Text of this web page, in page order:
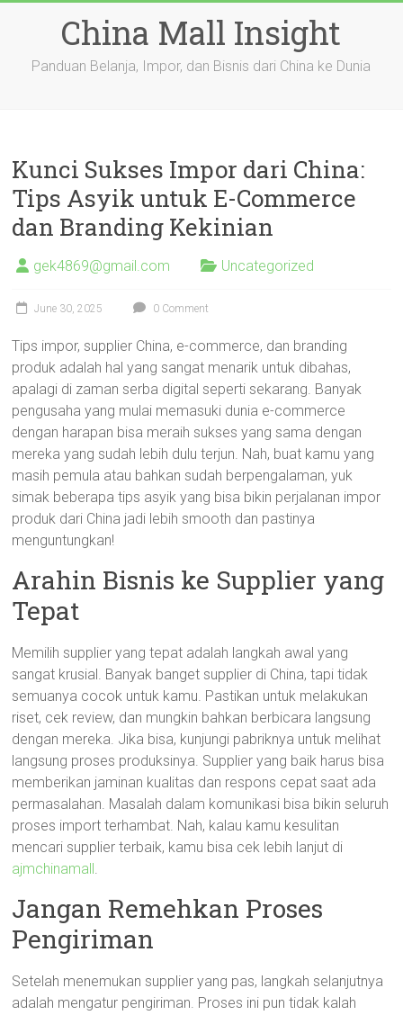
China Mall Insight
Panduan Belanja, Impor, dan Bisnis dari China ke Dunia
Kunci Sukses Impor dari China:
Tips Asyik untuk E-Commerce
dan Branding Kekinian
gek4869@gmail.com Uncategorized
June 30, 2025 0 Comment
Tips impor, supplier China, e-commerce, dan branding
produk adalah hal yang sangat menarik untuk dibahas,
apalagi di zaman serba digital seperti sekarang. Banyak
pengusaha yang mulai memasuki dunia e-commerce
dengan harapan bisa meraih sukses yang sama dengan
mereka yang sudah lebih dulu terjun. Nah, buat kamu yang
masih pemula atau bahkan sudah berpengalaman, yuk
simak beberapa tips asyik yang bisa bikin perjalanan impor
produk dari China jadi lebih smooth dan pastinya
menguntungkan!
Arahin Bisnis ke Supplier yang
Tepat
Memilih supplier yang tepat adalah langkah awal yang
sangat krusial. Banyak banget supplier di China, tapi tidak
semuanya cocok untuk kamu. Pastikan untuk melakukan
riset, cek review, dan mungkin bahkan berbicara langsung
dengan mereka. Jika bisa, kunjungi pabriknya untuk melihat
langsung proses produksinya. Supplier yang baik harus bisa
memberikan jaminan kualitas dan respons cepat saat ada
permasalahan. Masalah dalam komunikasi bisa bikin seluruh
proses import terhambat. Nah, kalau kamu kesulitan
mencari supplier terbaik, kamu bisa cek lebih lanjut di
ajmchinamall.
Jangan Remehkan Proses
Pengiriman
Setelah menemukan supplier yang pas, langkah selanjutnya
adalah mengatur pengiriman. Proses ini pun tidak kalah